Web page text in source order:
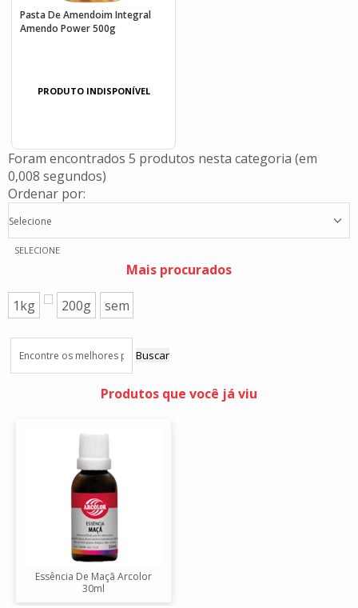
Pasta De Amendoim Integral
Amendo Power 500g
PRODUTO INDISPONÍVEL
Foram encontrados 5 produtos nesta categoria (em
0,008 segundos)
Ordenar por:
Selecione
SELECIONE
Mais procurados
1kg 200g sem
Buscar
Produtos que você já viu
Essência De Maçã Arcolor
30ml